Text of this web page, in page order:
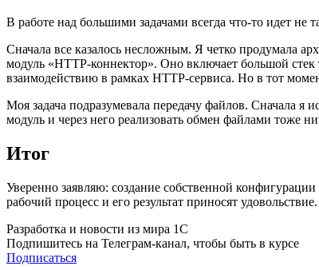
В работе над большими задачами всегда что-то идет
Сначала все казалось несложным. Я четко продумала
модуль «HTTP-коннектор». Оно включает большой
взаимодействию в рамках HTTP-сервиса. Но в тот
Моя задача подразумевала передачу файлов. Сначала
модуль и через него реализовать обмен файлами тоже
Итог
Уверенно заявляю: создание собственной
рабочий процесс и его результат приносят удовольствие.
Разработка и новости из мира 1С
Подпишитесь на Телеграм-канал, чтобы быть в курсе
Подписаться